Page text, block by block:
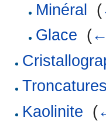
Minéral
(
Glace (←
Troncatures
Kaolinite (